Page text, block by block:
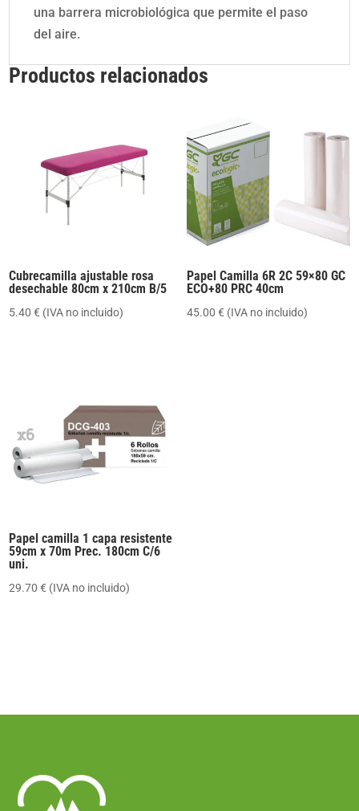
una barrera microbiológica que permite el paso
del aire.
Productos relacionados
Cubrecamilla ajustable rosa
desechable 80cm x 210cm B/5
5.40€ (IVA no incluido)
Papel Camilla 6R 2C 59×80 GC
ECO+80 PRC 40cm
45.00 € (IVA no incluido)
Papel camilla 1 capa resistente
59cm x 70m Prec. 180cm C/6
uni.
29.70€ (IVA no incluido)